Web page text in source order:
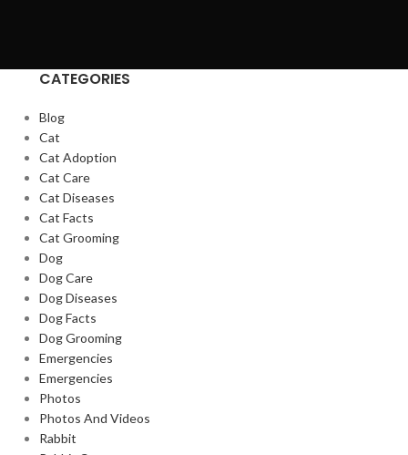
CATEGORIES
Blog
Cat
Cat Adoption
Cat Care
Cat Diseases
Cat Facts
Cat Grooming
Dog
Dog Care
Dog Diseases
Dog Facts
Dog Grooming
Emergencies
Emergencies
Photos
Photos And Videos
Rabbit